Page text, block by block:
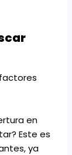
en
Este es
ya